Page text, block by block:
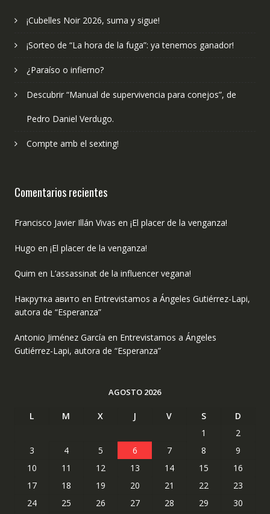
¡Cubelles Noir 2026, suma y sigue!
¡Sorteo de “La hora de la fuga”: ya tenemos ganador!
¿Paraíso o infierno?
Descubrir “Manual de supervivencia para conejos”, de
Pedro Daniel Verdugo.
Compte amb el sexting!
Comentarios recientes
Francisco Javier Illán Vivas en ¡El placer de la venganza!
Hugo en ¡El placer de la venganza!
Quim en L’assassinat de la influencer vegana!
Накрутка авито en Entrevistamos a Ángeles Gutiérrez-Lapi,
autora de “Esperanza”
Antonio Jiménez García en Entrevistamos a Ángeles
Gutiérrez-Lapi, autora de “Esperanza”
AGOSTO 2026
L M X J V S
D
1
2
3
4 5 6 7 8
9
10
11 12 13 14 15
16
17
18 19 20 21 22
23
24
25 26 27 28 29 30